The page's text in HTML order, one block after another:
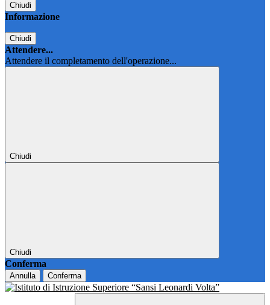
Chiudi
Informazione
Chiudi
Attendere...
Attendere il completamento dell'operazione...
Chiudi
Chiudi
Conferma
Annulla Conferma